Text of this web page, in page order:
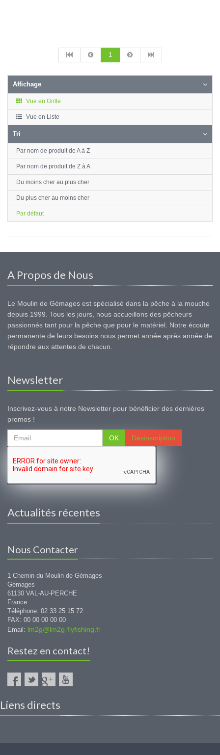
1
Affichage
Vue en Grille
Vue en Liste
Tri
Par nom de produit de A à Z
Par nom de produit de Z à A
Du moins cher au plus cher
Du plus cher au moins cher
Par défaut
A Propos de Nous
Le Moulin de Gémages est spécialisé dans la pêche à la mouche
depuis 1999. Tous les jours, nous accueillons des pêcheurs
passionnés tant pour la pêche que pour le matériel. Notre écoute
permanente de leurs besoins nous permet année après année de
répondre aux attentes de chacun.
Newsletter
Inscrivez-vous à notre Newsletter pour bénéficier des dernières
promos !
OK Désinscription
Actualités récentes
Nous Contacter
1 Chemin du Moulin de Gémages
Gémages
61130 VAL-AU-PERCHE
France
Téléphone: 02 33 25 15 72
FAX: 00 00 00 00 00
Email: lm2g@lm2g-flyfishing.fr
Restez en contact!
Liens directs